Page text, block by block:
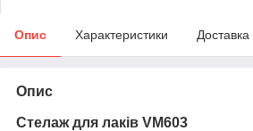
Опис Характеристики Доставка
Опис
Стелаж для лаків VM603